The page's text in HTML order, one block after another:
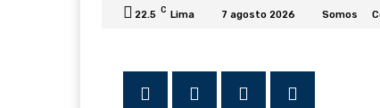
22.5 C Lima 7 agosto 2026 Somos